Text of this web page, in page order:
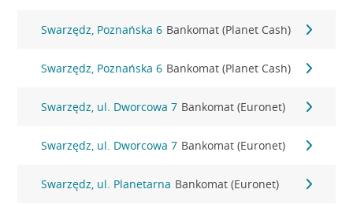
Swarzędz, Poznańska 6 Bankomat (Planet Cash)
Swarzędz, Poznańska 6 Bankomat (Planet Cash)
Swarzędz, ul. Dworcowa 7 Bankomat (Euronet)
Swarzędz, ul. Dworcowa 7 Bankomat (Euronet)
Swarzędz, ul. Planetarna Bankomat (Euronet)